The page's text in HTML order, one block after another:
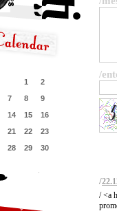
1
2
7 8
9
14 15
16
21 22
23
28 29
30
/
/
/ <a